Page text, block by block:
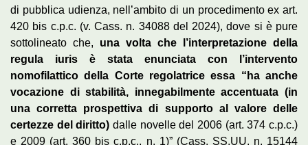
di pubblica udienza, nell’ambito di un procedimento ex art.
420 bis c.p.c. (v. Cass. n. 34088 del 2024), dove si è pure
sottolineato che, una volta che l’interpretazione della
regula iuris è stata enunciata con l’intervento
nomofilattico della Corte regolatrice essa “ha anche
vocazione di stabilità, innegabilmente accentuata (in
una corretta prospettiva di supporto al valore delle
certezze del diritto) dalle novelle del 2006 (art. 374 c.p.c.)
e 2009 (art. 360 bis c.p.c., n. 1)” (Cass. SS.UU. n. 15144